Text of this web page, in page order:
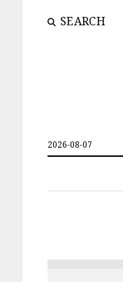
SEARCH
2026-08-07